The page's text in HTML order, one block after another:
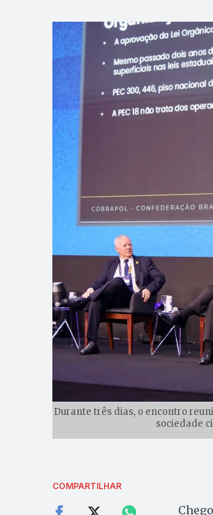
Durante três dias, o encontro
sociedade
COMPARTILHAR